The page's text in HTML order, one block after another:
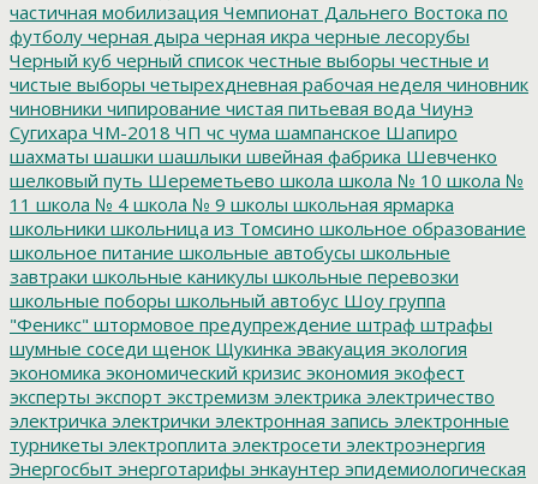
частичная мобилизация Чемпионат Дальнего Востока по
футболу черная дыра черная икра черные лесорубы
Черный куб черный список честные выборы честные и
чистые выборы четырехдневная рабочая неделя чиновник
чиновники чипирование чистая питьевая вода Чиунэ
Сугихара ЧМ-2018 ЧП чс чума шампанское Шапиро
шахматы шашки шашлыки швейная фабрика Шевченко
шелковый путь Шереметьево школа школа № 10 школа №
11 школа № 4 школа № 9 школы школьная ярмарка
школьники школьница из Томсино школьное образование
школьное питание школьные автобусы школьные
завтраки школьные каникулы школьные перевозки
школьные поборы школьный автобус Шоу группа
"Феникс" штормовое предупреждение штраф штрафы
шумные соседи щенок Щукинка эвакуация экология
экономика экономический кризис экономия экофест
эксперты экспорт экстремизм электрика электричество
электричка электрички электронная запись электронные
турникеты электроплита электросети электроэнергия
Энергосбыт энерготарифы энкаунтер эпидемиологическая